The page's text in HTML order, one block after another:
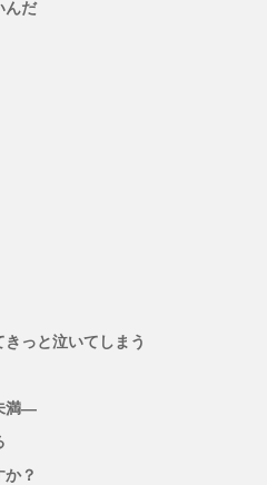
んだ
っと泣いてしまう
満―
？